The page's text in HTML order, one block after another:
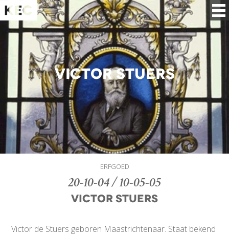
Victor Stuers
ERFGOED
20-10-04 / 10-05-05
Victor Stuers
Victor de Stuers geboren Maastrichtenaar. Staat bekend